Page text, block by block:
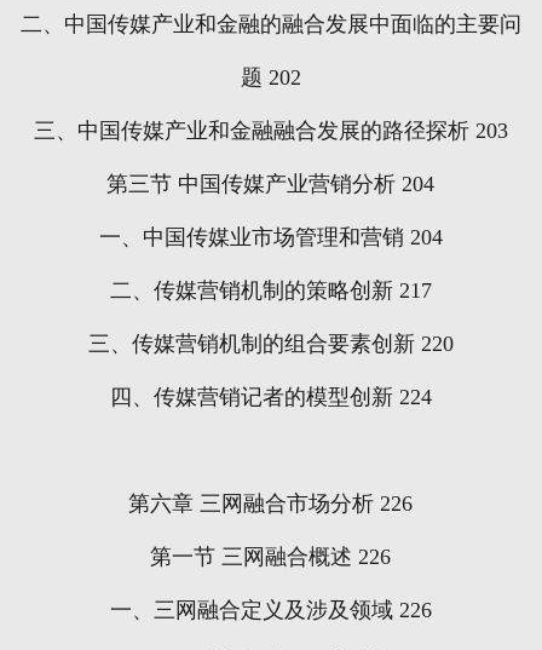
二、中国传媒产业和金融的融合发展中面临的主要问
题 202
三、中国传媒产业和金融融合发展的路径探析203
第三节 中国传媒产业营销分析 204
一、中国传媒业市场管理和营销 204
二、传媒营销机制的策略创新217
三、传媒营销机制的组合要素创新220
四、传媒营销记者的模型创新224
第六章 三网融合市场分析 226
第一节 三网融合概述 226
一、三网融合定义及涉及领域226